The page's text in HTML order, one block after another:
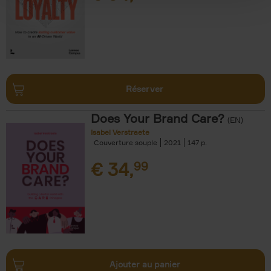
Réserver
Does Your Brand Care? (EN)
Isabel Verstraete
Couverture souple
2021 147
€ 34,99
Ajouter au panier